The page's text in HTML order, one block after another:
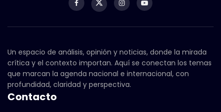
Un espacio de análisis, opinión y noticias, donde la mirada
crítica y el contexto importan. Aquí se conectan los temas
que marcan la agenda nacional e internacional, con
profundidad, claridad y perspectiva.
Contacto